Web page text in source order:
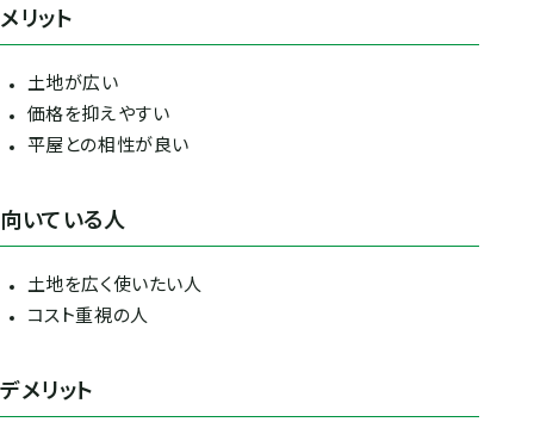
メリット
土地が広い
価格を抑えやすい
平屋との相性が良い
向いている人
土地を広く使いたい人
コスト重視の人
デメリット